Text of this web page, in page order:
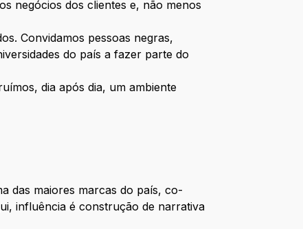
negócios dos clientes e, não menos
Convidamos pessoas negras,
do país a fazer parte do
dia após dia, um ambiente
das maiores marcas do país, co-
influência é construção de narrativa